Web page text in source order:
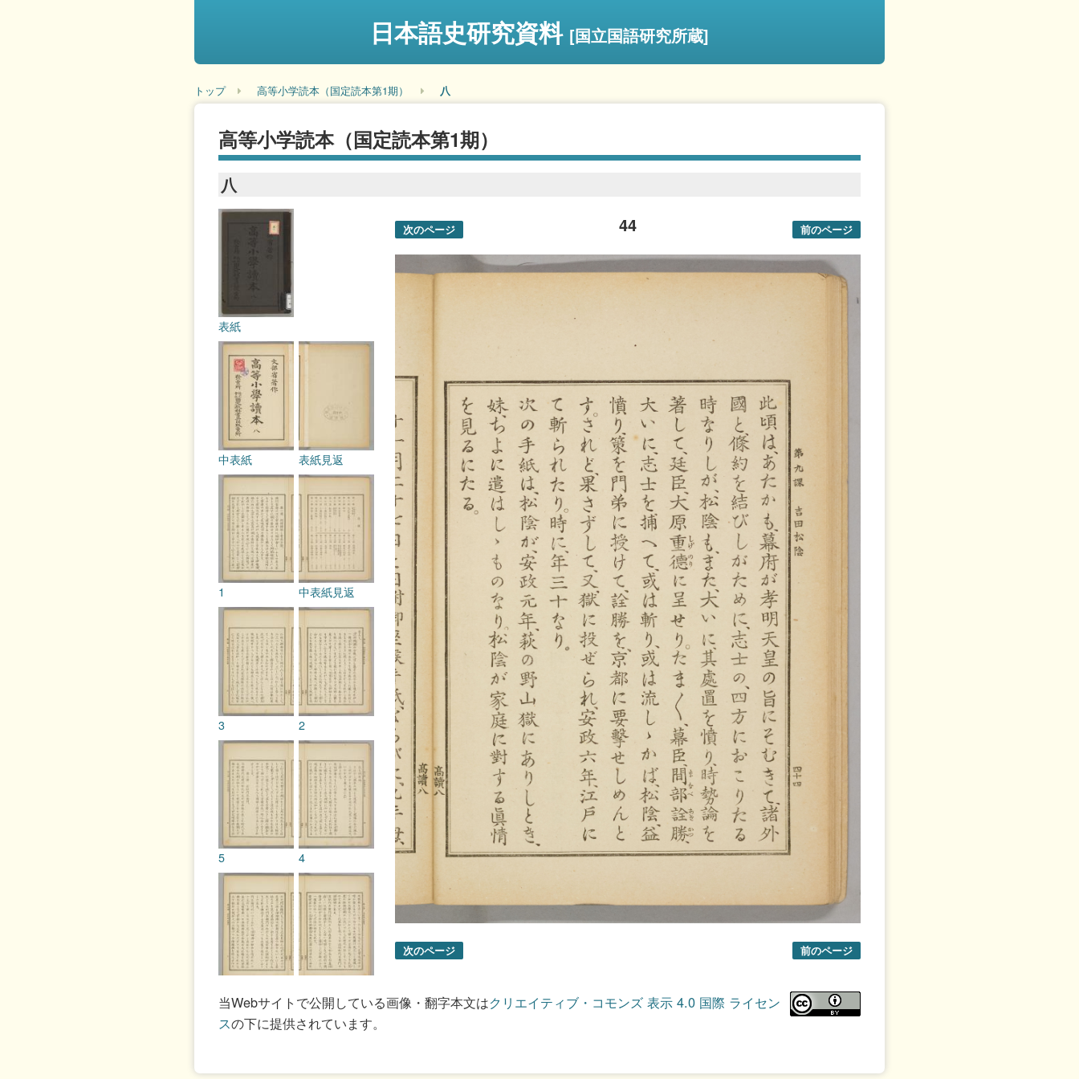
日本語史研究資料 [国立国語研究所蔵]
トップ 高等小学読本（国定読本第1期） 八
高等小学読本（国定読本第1期）
八
44
次のページ 前のページ
次のページ 前のページ
表紙
表紙見返
中表紙
中表紙見返
1
2
3
4
5
当Webサイトで公開している画像・翻字本文はクリエイティブ・コモンズ 表示 4.0 国際 ライセン
スの下に提供されています。